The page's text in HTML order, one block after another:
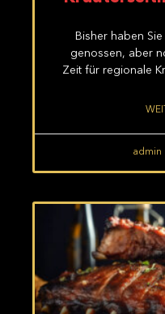
Bisher haben
genossen, aber
Zeit für regionale
admin